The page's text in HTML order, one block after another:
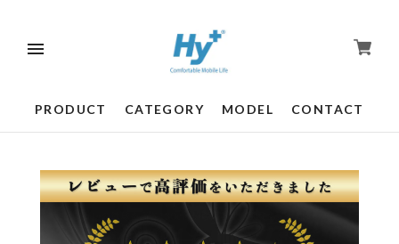
PRODUCT CATEGORY MODEL CONTACT